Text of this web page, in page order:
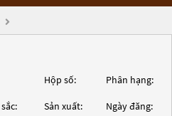
Hộp số: Phân hạng:
Sản xuất: Ngày đăng: